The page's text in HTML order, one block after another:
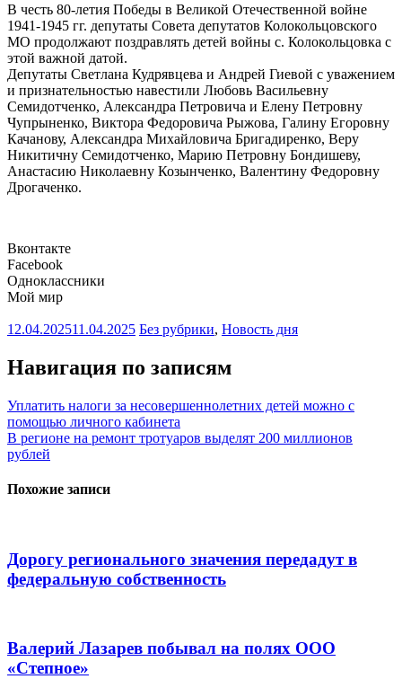
В честь 80-летия Победы в Великой Отечественной войне
1941-1945 гг. депутаты Совета депутатов Колокольцовского
МО продолжают поздравлять детей войны с. Колокольцовка с
этой важной датой.
Депутаты Светлана Кудрявцева и Андрей Гиевой с уважением
и признательностью навестили Любовь Васильевну
Семидотченко, Александра Петровича и Елену Петровну
Чупрыненко, Виктора Федоровича Рыжова, Галину Егоровну
Качанову, Александра Михайловича Бригадиренко, Веру
Никитичну Семидотченко, Марию Петровну Бондишеву,
Анастасию Николаевну Козынченко, Валентину Федоровну
Дрогаченко.
Вконтакте
Facebook
Одноклассники
Мой мир
12.04.202511.04.2025 Без рубрики, Новость дня
Навигация по записям
Уплатить налоги за несовершеннолетних детей можно с
помощью личного кабинета
В регионе на ремонт тротуаров выделят 200 миллионов
рублей
Похожие записи
Дорогу регионального значения передадут в
федеральную собственность
Валерий Лазарев побывал на полях ООО
«Степное»